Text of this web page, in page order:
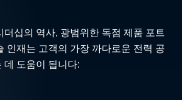
더십의 역사, 광범위한 독점 제품 포트
인재는 고객의 가장 까다로운 전력 공
데 도움이 됩니다: